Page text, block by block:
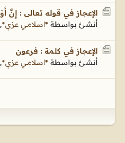
الإعجاز في قوله تعالى : إِنَّ
أنشئ بواسطة*اسلامي عزي*,
الإعجاز في كلمة : فرعون
أنشئ بواسطة*اسلامي عزي*